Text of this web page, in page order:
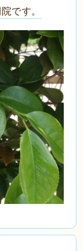
です。